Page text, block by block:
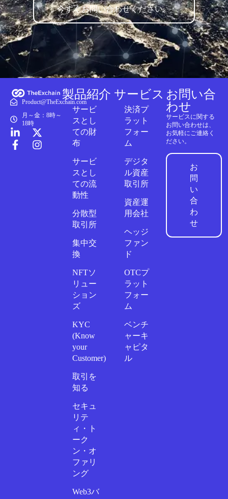
今すぐお問い合わせください。
Product@TheExchain.com
月～金：8時～
18時
製品紹介
サービ
スとし
ての財
布
サービ
スとし
ての流
動性
分散型
取引所
集中交
換
NFTソ
リュー
ション
ズ
KYC
(Know
your
Customer)
取引を
知る
セキュ
リテ
ィ・ト
ーク
ン・オ
ファリ
ング
Web3バ
サービス
決済プ
ラット
フォー
ム
デジタ
ル資産
取引所
資産運
用会社
ヘッジ
ファン
ド
OTCプ
ラット
フォー
ム
ベンチ
ャーキ
ャピタ
ル
お問い合
わせ
サービスに関する
お問い合わせは、
お気軽にご連絡く
ださい。
お
問
い
合
わ
せ